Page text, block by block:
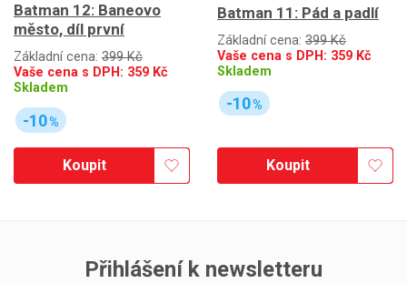
Batman 12: Baneovo
město, díl první
Základní cena: 399 Kč
Vaše cena s DPH: 359 Kč
Skladem
-10%
Koupit
Batman 11: Pád a padlí
Základní cena: 399 Kč
Vaše cena s DPH: 359 Kč
Skladem
-10%
Koupit
Přihlášení k newsletteru